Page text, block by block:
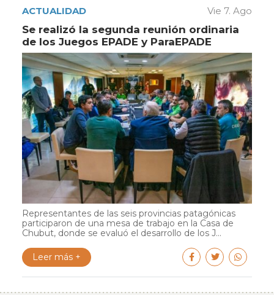
ACTUALIDAD Vie 7. Ago
Se realizó la segunda reunión ordinaria
de los Juegos EPADE y ParaEPADE
Representantes de las seis provincias patagónicas
participaron de una mesa de trabajo en la Casa de
Chubut, donde se evaluó el desarrollo de los J...
Leer más +